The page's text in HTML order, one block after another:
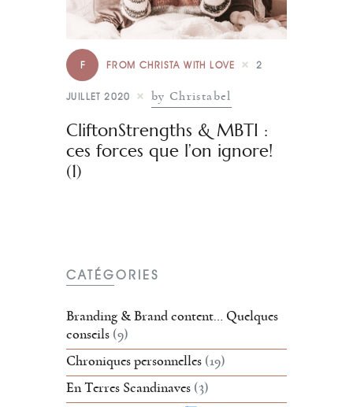
F FROM CHRISTA WITH LOVE 2
JUILLET 2020 by Christabel
CliftonStrengths & MBTI :
ces forces que l’on ignore!
(1)
CATÉGORIES
Branding & Brand content… Quelques
conseils (9)
Chroniques personnelles (19)
En Terres Scandinaves (3)